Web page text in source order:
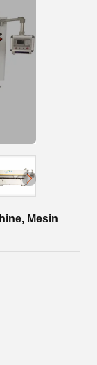
Mesin